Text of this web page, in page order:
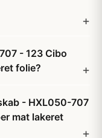
- 123 Cibo
folie?
- HXL050-707
mat lakeret